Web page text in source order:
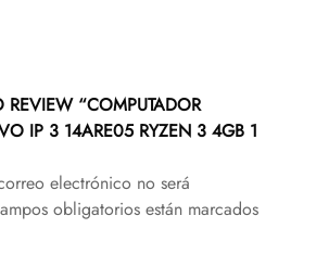
REVIEW “COMPUTADOR
IP 3 14ARE05 RYZEN 3 4GB 1
electrónico no será
obligatorios están marcados